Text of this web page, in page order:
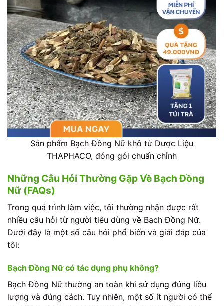
Sản phẩm Bạch Đồng Nữ khô từ Dược Liệu
THAPHACO, đóng gói chuẩn chỉnh
Những Câu Hỏi Thường Gặp Về Bạch Đồng
Nữ (FAQs)
Trong quá trình làm việc, tôi thường nhận được rất
nhiều câu hỏi từ người tiêu dùng về Bạch Đồng Nữ.
Dưới đây là một số câu hỏi phổ biến và giải đáp của
tôi:
Bạch Đồng Nữ có tác dụng phụ không?
Bạch Đồng Nữ thường an toàn khi sử dụng đúng liều
lượng và đúng cách. Tuy nhiên, một số ít người có thể